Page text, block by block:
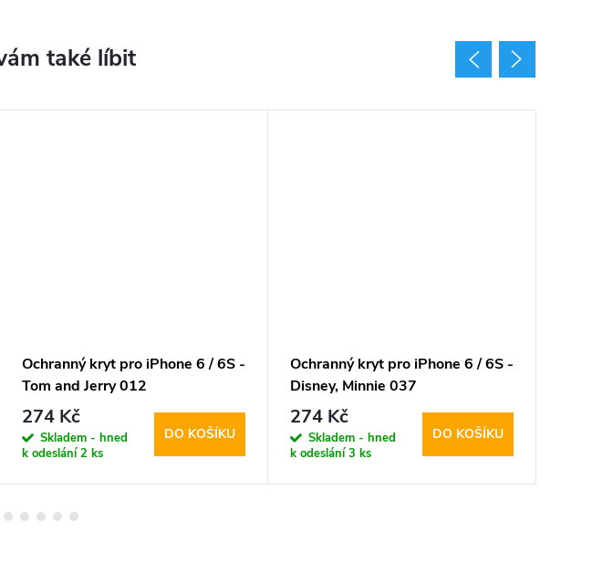
Ochranný kryt pro iPhone 6 / 6S -
Tom and Jerry 012
274 Kč
Skladem - hned
k odeslání2 ks
DO KOŠÍKU
Ochranný kryt pro iPhone 6 / 6S -
Disney, Minnie 037
274 Kč
Skladem - hned
k odeslání3 ks
DO KOŠÍKU